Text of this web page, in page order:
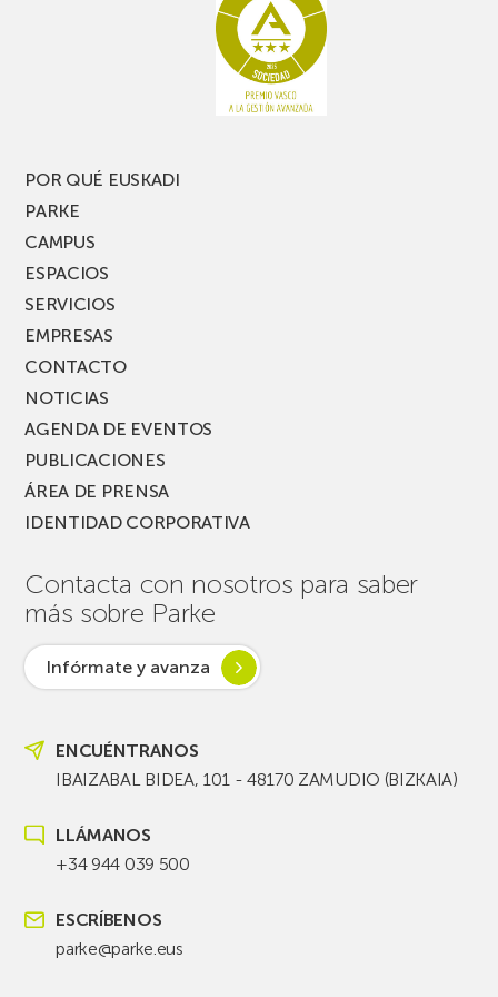
PARKEA
MUSIK
POR QUÉ EUSKADI
PARKE
CAMPUS
ESPACIOS
SERVICIOS
EMPRESAS
CONTACTO
NOTICIAS
AGENDA DE EVENTOS
PUBLICACIONES
ÁREA DE PRENSA
IDENTIDAD CORPORATIVA
Contacta con nosotros para saber
más sobre Parke
Infórmate y avanza
ENCUÉNTRANOS
IBAIZABAL BIDEA, 101 - 48170 ZAMUDIO (BIZKAIA)
LLÁMANOS
+34 944 039 500
ESCRÍBENOS
parke@parke.eus